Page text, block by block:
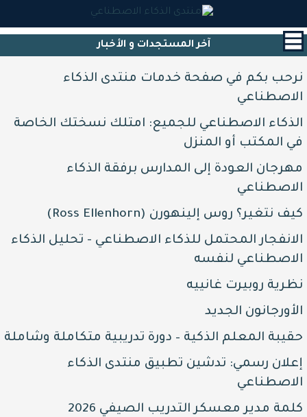
الرئيسية
آخر
و
المستجدات
المساعدين
اﻷذكياء
مشاريع
المنتدى
أدوات
الذكاء
للمدربين
أدوات
الاصطناعي
لريادة
آخر المستجدات و اﻷخبار
نرحب بكم في صفحة خدمات منتدى الذكاء
الاصطناعي
الذكاء الاصطناعي للجميع: امتلك نسختك الخاصة
في المكتب أو المنزل
مهرجان العودة إلى المدارس برفقة الذكاء
الاصطناعي
كيف نتغير؟ روس إلينهورن (Ross Ellenhorn)
الانفجار المحتمل للذكاء الاصطناعي - تحليل الذكاء
الاصطناعي لنفسه
نظرية روبيرت غانييه
الأورجانون الجديد
حقيبة المعلم الذكية – دورة تدريبية متكاملة وشاملة
إعلان رسمي: تدشين تطبيق منتدى الذكاء
الاصطناعي
كلمة مدير معسكر التدريب الصيفي 2026